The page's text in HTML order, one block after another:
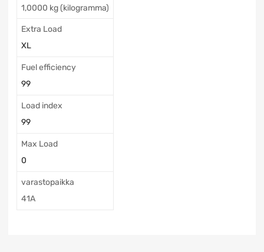
1,0000 kg (kilogramma)
Extra Load
XL
Fuel efficiency
99
Load index
99
Max Load
0
varastopaikka
41A